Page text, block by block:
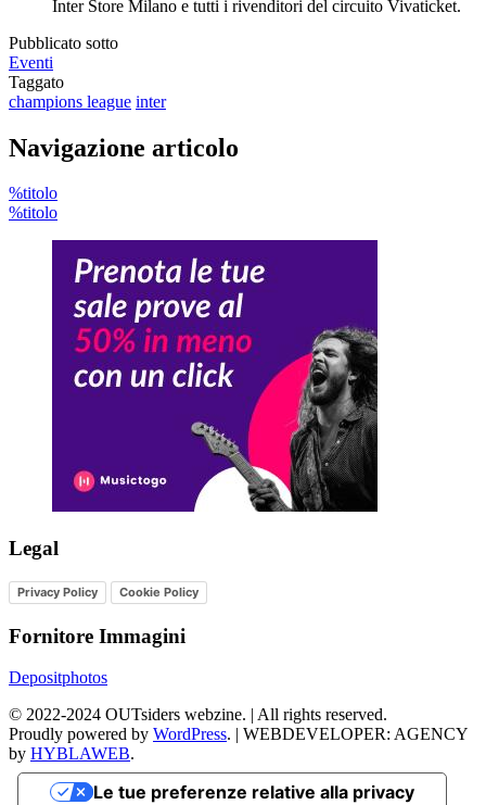
Inter Store Milano e tutti i rivenditori del circuito Vivaticket.
Pubblicato sotto
Eventi
Taggato
champions league inter
Navigazione articolo
%titolo
%titolo
Legal
Privacy Policy Cookie Policy
Fornitore Immagini
Depositphotos
© 2022-2024 OUTsiders webzine. | All rights reserved.
Proudly powered by WordPress. | WEBDEVELOPER: AGENCY
by HYBLAWEB.
Le tue preferenze relative alla privacy